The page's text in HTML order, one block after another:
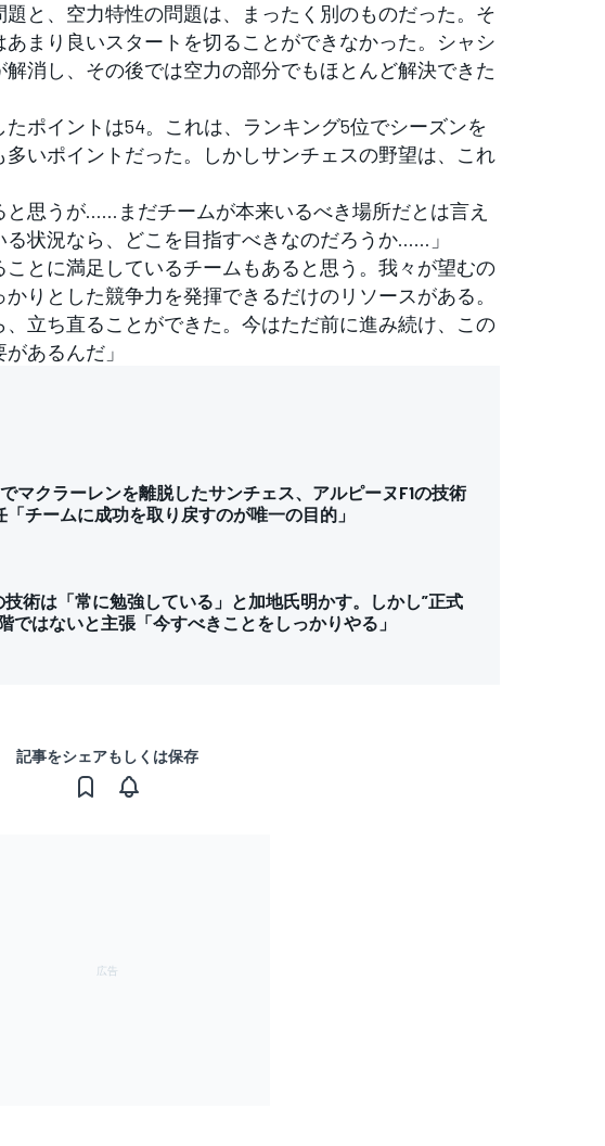
題と、空力特性の問題は、まったく別のものだった。そ
まり良いスタートを切ることができなかった。シャシ
消し、その後では空力の部分でもほとんど解決できた
ポイントは54。これは、ランキング5位でシーズンを
いポイントだった。しかしサンチェスの野望は、これ
と思うが……まだチームが本来いるべき場所だとは言え
状況なら、どこを目指すべきなのだろうか……」
ことに満足しているチームもあると思う。我々が望むの
りとした競争力を発揮できるだけのリソースがある。
立ち直ることができた。今はただ前に進み続け、この
あるんだ」
マクラーレンを離脱したサンチェス、アルピーヌF1の技術
「チームに成功を取り戻すのが唯一の目的」
技術は「常に勉強している」と加地氏明かす。しかし”正式
ではないと主張「今すべきことをしっかりやる」
記事をシェアもしくは保存